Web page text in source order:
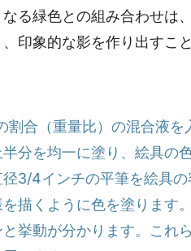
る緑色との組み合わせは
印象的な影を作り出すこ
割合（重量比）の混合液を
分を均一に塗り、絵具の
3/4インチの平筆を絵具
描くように色を塗ります
挙動が分かります。これ